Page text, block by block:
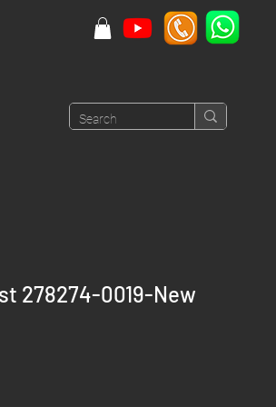
278274-0019-New